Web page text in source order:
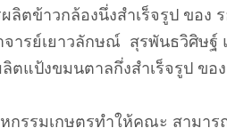
ตข้าวกล้องนึ่งสำเร็จรูป ของ
ารย์เยาวลักษณ์ สุรพันธวิศิษฐ์
แป้งขมนตาลกึ่งสำเร็จรูป ขอ
รรมเกษตรทำให้คณะ สามาร